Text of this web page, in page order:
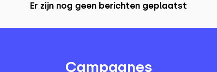
Er zijn nog geen berichten geplaatst
Campagnes